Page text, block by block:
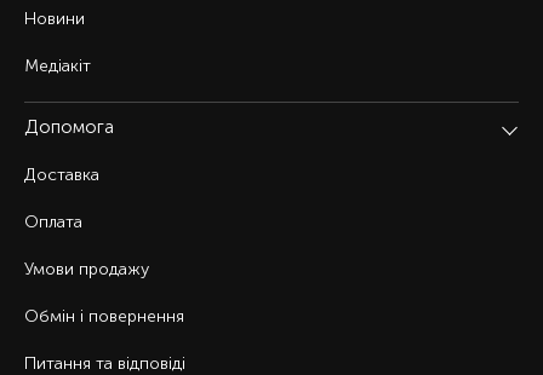
Новини
Медіакіт
Допомога
Доставка
Оплата
Умови продажу
Обмін і повернення
Питання та відповіді